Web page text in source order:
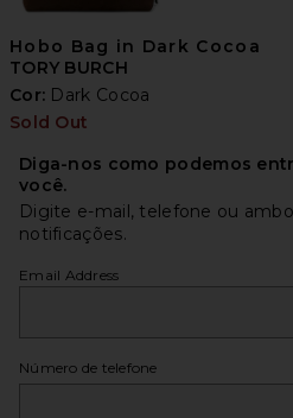
Hobo Bag in Dark Cocoa
TORY BURCH
Cor: Dark Cocoa
Sold Out
Diga-nos como podemos
você.
Digite e-mail, telefone ou
notificações.
Email Address
Número de telefone